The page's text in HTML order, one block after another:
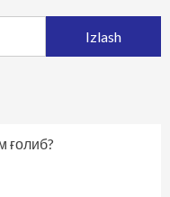
ғолиб?